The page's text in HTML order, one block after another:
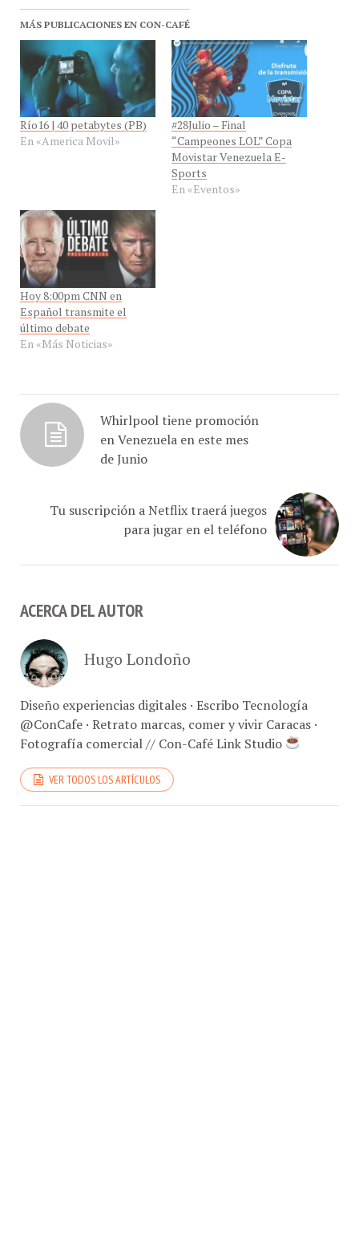
MÁS PUBLICACIONES EN CON-CAFÉ
Río16 | 40 petabytes (PB)
En «America Movil»
#28Julio – Final
“Campeones LOL” Copa
Movistar Venezuela E-
Sports
En «Eventos»
Hoy 8:00pm CNN en
Español transmite el
último debate
En «Más Noticias»
en Venezuela en este mes
de Junio
para jugar en el teléfono
ACERCA DEL AUTOR
@ConCafe · Retrato marcas, comer y vivir Caracas ·
Fotografía comercial // Con-Café Link Studio
VER TODOS LOS ARTÍCULOS